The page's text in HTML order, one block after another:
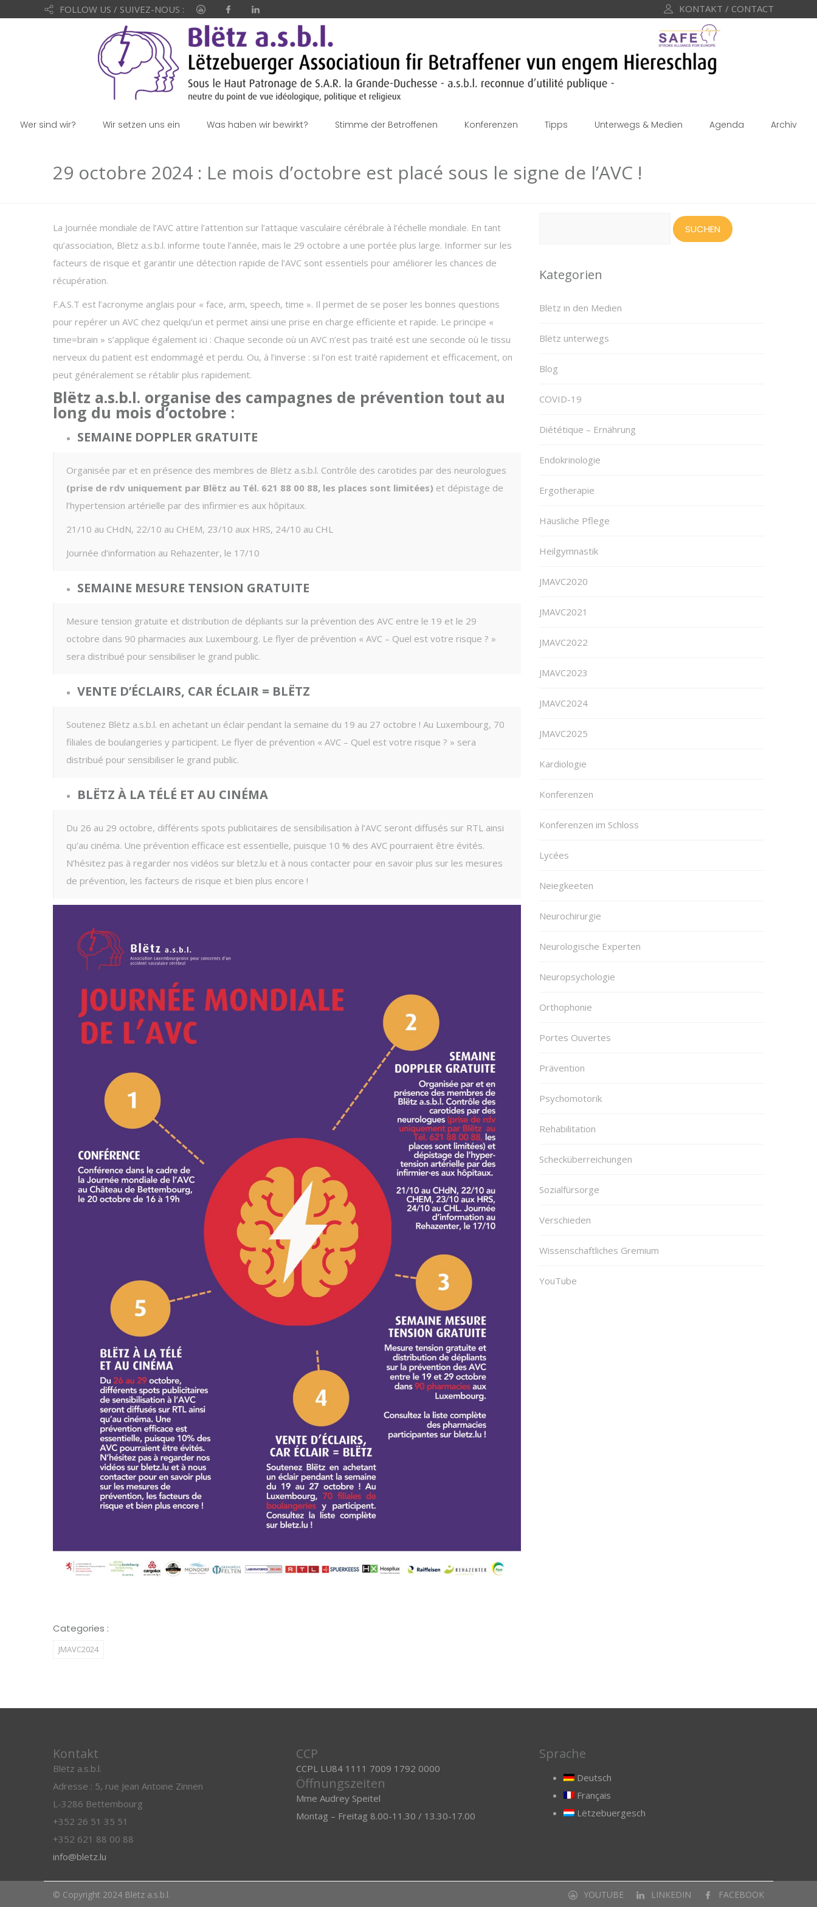
FOLLOW US / SUIVEZ-NOUS : KONTAKT / CONTACT
Wer sind wir? Wir setzen uns ein Was haben wir bewirkt? Stimme der Betroffenen Konferenzen Tipps Unterwegs & Medien Agenda Archiv
29 octobre 2024 : Le mois d’octobre est placé sous le signe de l’AVC !
La Journée mondiale de l’AVC attire l’attention sur l’attaque vasculaire cérébrale à l’échelle mondiale. En tant
qu’association, Blëtz a.s.b.l. informe toute l’année, mais le 29 octobre a une portée plus large. Informer sur les
facteurs de risque et garantir une détection rapide de l’AVC sont essentiels pour améliorer les chances de
récupération.
F.A.S.T est l’acronyme anglais pour « face, arm, speech, time ». Il permet de se poser les bonnes questions
pour repérer un AVC chez quelqu’un et permet ainsi une prise en charge efficiente et rapide. Le principe «
time=brain » s’applique également ici : Chaque seconde où un AVC n’est pas traité est une seconde où le tissu
nerveux du patient est endommagé et perdu. Ou, à l’inverse : si l’on est traité rapidement et efficacement, on
peut généralement se rétablir plus rapidement.
Blëtz a.s.b.l. organise des campagnes de prévention tout au
long du mois d’octobre :
SEMAINE DOPPLER GRATUITE
Organisée par et en présence des membres de Blëtz a.s.b.l. Contrôle des carotides par des neurologues
(prise de rdv uniquement par Blëtz au Tél. 621 88 00 88, les places sont limitées) et dépistage de
l’hypertension artérielle par des infirmier·es aux hôpitaux.
21/10 au CHdN, 22/10 au CHEM, 23/10 aux HRS, 24/10 au CHL
Journée d’information au Rehazenter, le 17/10
SEMAINE MESURE TENSION GRATUITE
Mesure tension gratuite et distribution de dépliants sur la prévention des AVC entre le 19 et le 29
octobre dans 90 pharmacies aux Luxembourg. Le flyer de prévention « AVC – Quel est votre risque ? »
sera distribué pour sensibiliser le grand public.
VENTE D’ÉCLAIRS, CAR ÉCLAIR = BLËTZ
Soutenez Blëtz a.s.b.l. en achetant un éclair pendant la semaine du 19 au 27 octobre ! Au Luxembourg, 70
filiales de boulangeries y participent. Le flyer de prévention « AVC – Quel est votre risque ? » sera
distribué pour sensibiliser le grand public.
BLËTZ À LA TÉLÉ ET AU CINÉMA
Du 26 au 29 octobre, différents spots publicitaires de sensibilisation à l’AVC seront diffusés sur RTL ainsi
qu’au cinéma. Une prévention efficace est essentielle, puisque 10 % des AVC pourraient être évités.
N’hésitez pas à regarder nos vidéos sur bletz.lu et à nous contacter pour en savoir plus sur les mesures
de prévention, les facteurs de risque et bien plus encore !
Categories :
JMAVC2024
Kategorien
Blëtz in den Medien
Blëtz unterwegs
Blog
COVID-19
Diététique – Ernährung
Endokrinologie
Ergotherapie
Häusliche Pflege
Heilgymnastik
JMAVC2020
JMAVC2021
JMAVC2022
JMAVC2023
JMAVC2024
JMAVC2025
Kardiologie
Konferenzen
Konferenzen im Schloss
Lycées
Neiegkeeten
Neurochirurgie
Neurologische Experten
Neuropsychologie
Orthophonie
Portes Ouvertes
Prävention
Psychomotorik
Rehabilitation
Schecküberreichungen
Sozialfürsorge
Verschieden
Wissenschaftliches Gremium
YouTube
Kontakt
Blëtz a.s.b.l.
Adresse : 5, rue Jean Antoine Zinnen
L-3286 Bettembourg
+352 26 51 35 51
+352 621 88 00 88
info@bletz.lu
CCP
CCPL LU84 1111 7009 1792 0000
Öffnungszeiten
Mme Audrey Speitel
Montag – Freitag 8.00-11.30 / 13.30-17.00
Sprache
Deutsch
Français
Lëtzebuergesch
© Copyright 2024 Blëtz a.s.b.l. FACEBOOK
LINKEDIN
YOUTUBE